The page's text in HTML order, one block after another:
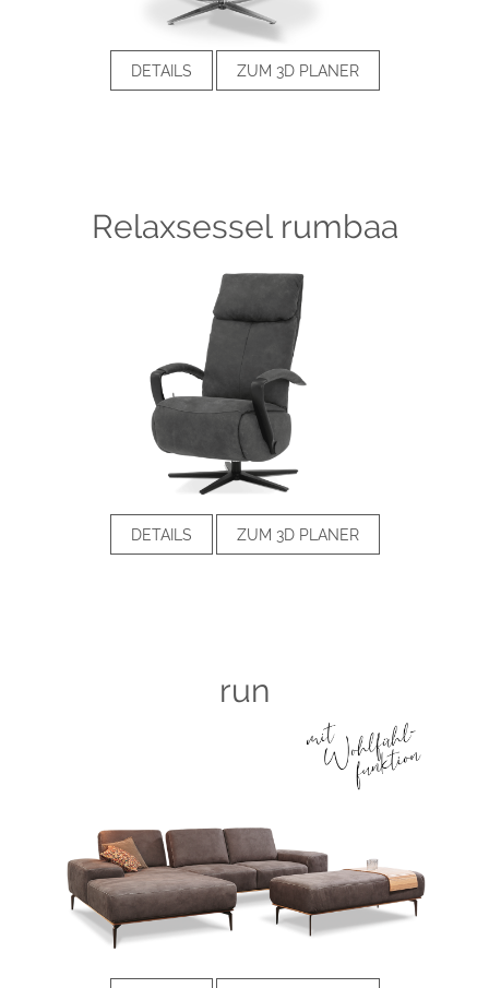
DETAILS ZUM 3D PLANER
Relaxsessel rumbaa
DETAILS ZUM 3D PLANER
run